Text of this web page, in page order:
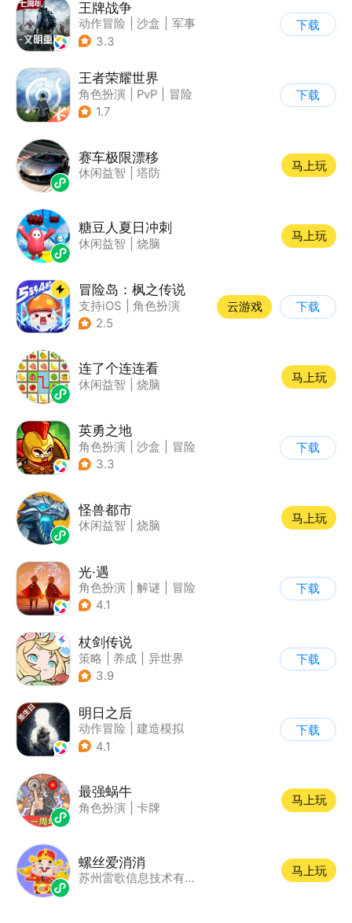
王牌战争
动作冒险 沙盒
军事
| 开放世界
3.3
下载
王者荣耀世界
角色扮演 PvP
冒险
| 开放世界
1.7
下载
赛车极限漂移
休闲益智 塔防
马上玩
糖豆人夏日冲刺
休闲益智 烧脑
马上玩
冒险岛：枫之传说
支持iOS
角色扮演
| 放置
2.5
云游戏 下载
连了个连连看
休闲益智 烧脑
马上玩
英勇之地
角色扮演 沙盒
冒险
| steam游戏
3.3
下载
怪兽都市
休闲益智 烧脑
马上玩
光·遇
角色扮演 解谜
冒险
| 开放世界
4.1
下载
杖剑传说
策略 养成
异世界
| 二次元
3.9
下载
明日之后
动作冒险
建造模拟
| 丧尸
4.1
下载
最强蜗牛
角色扮演 卡牌
马上玩
螺丝爱消消
苏州雷歌信息技术有限公司
马上玩